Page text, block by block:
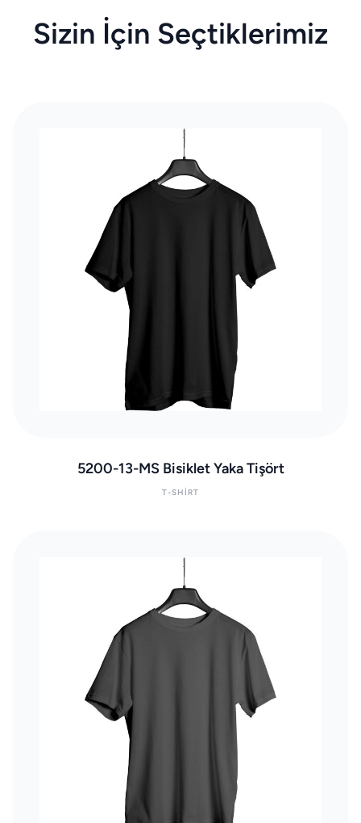
Sizin İçin Seçtiklerimiz
5200-13-MS Bisiklet Yaka Tişört
T-SHIRT